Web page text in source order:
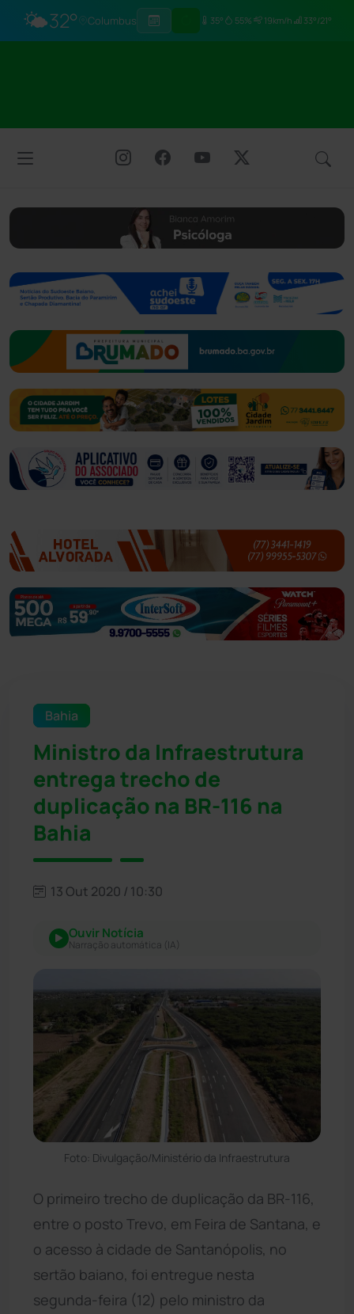
🌤️32° Columbus 35° 55% 19km/h 33°/21°
Bahia
Ministro da Infraestrutura
entrega trecho de
duplicação na BR-116 na
Bahia
13 Out 2020 / 10:30
Ouvir Notícia
Narração automática (IA)
Foto: Divulgação/Ministério da Infraestrutura
O primeiro trecho de duplicação da BR-116,
entre o posto Trevo, em Feira de Santana, e
o acesso à cidade de Santanópolis, no
sertão baiano, foi entregue nesta
segunda-feira (12) pelo ministro da